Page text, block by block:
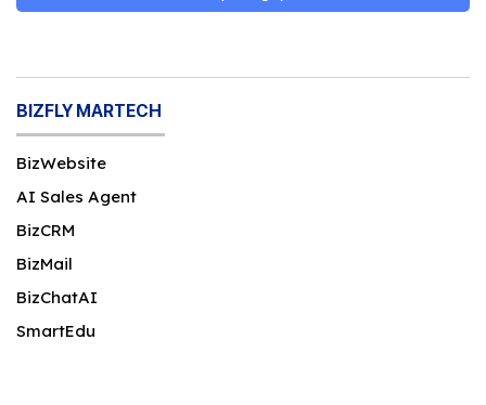
BIZFLY MARTECH
BizWebsite
AI Sales Agent
BizCRM
BizMail
BizChatAI
SmartEdu